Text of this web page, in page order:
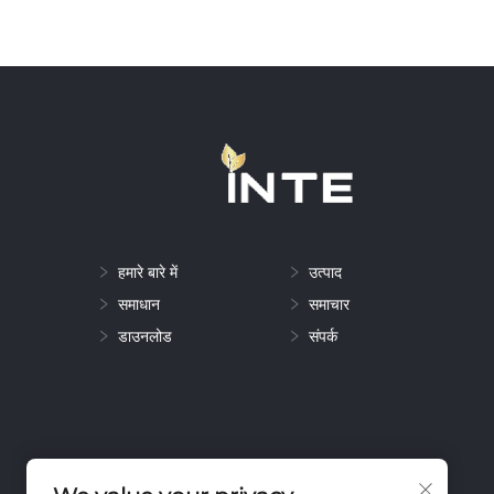
हमारे बारे में
उत्पाद
समाधान
समाचार
डाउनलोड
संपर्क